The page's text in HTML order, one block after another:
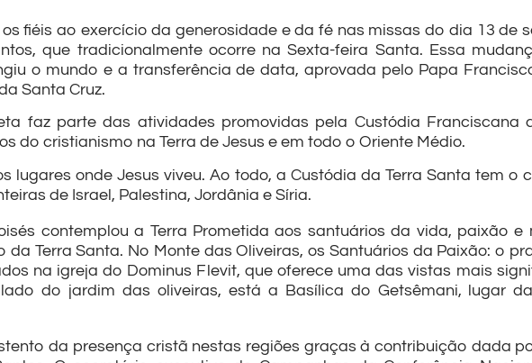
fiéis ao exercício da generosidade e da fé nas missas do dia 13 de
que tradicionalmente ocorre na Sexta-feira Santa. Essa
o mundo e a transferência de data, aprovada pelo Papa
Santa Cruz.
faz parte das atividades promovidas pela Custódia Franciscana
do cristianismo na Terra de Jesus e em todo o Oriente Médio.
lugares onde Jesus viveu. Ao todo, a Custódia da Terra Santa tem o
de Israel, Palestina, Jordânia e Síria.
contemplou a Terra Prometida aos santuários da vida, paixão e
Terra Santa. No Monte das Oliveiras, os Santuários da Paixão: o
na igreja do Dominus Flevit, que oferece uma das vistas mais
do jardim das oliveiras, está a Basílica do Getsêmani, lugar
da presença cristã nestas regiões graças à contribuição dada